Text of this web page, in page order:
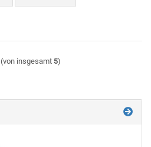
(von insgesamt 5)